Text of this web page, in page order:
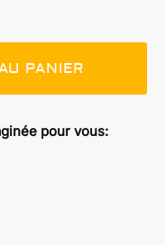
PANIER
pour vous: